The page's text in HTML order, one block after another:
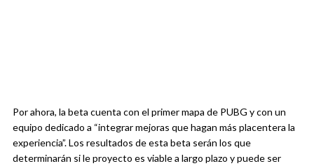
Por ahora, la beta cuenta con el primer mapa de PUBG y con un
equipo dedicado a “integrar mejoras que hagan más placentera la
experiencia”. Los resultados de esta beta serán los que
determinarán si le proyecto es viable a largo plazo y puede ser